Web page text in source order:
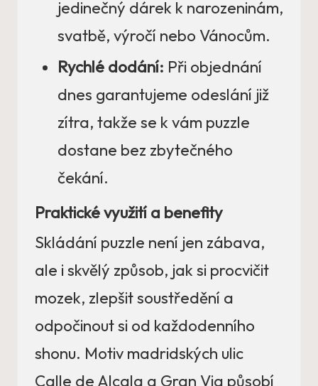
jedinečný dárek k narozeninám,
svatbě, výročí nebo Vánocům.
Rychlé dodání: Při objednání
dnes garantujeme odeslání již
zítra, takže se k vám puzzle
dostane bez zbytečného
čekání.
Praktické využití a benefity
Skládání puzzle není jen zábava,
ale i skvělý způsob, jak si procvičit
mozek, zlepšit soustředění a
odpočinout si od každodenního
shonu. Motiv madridských ulic
Calle de Alcala a Gran Via působí